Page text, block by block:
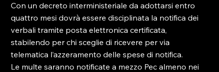
Con un decreto interministeriale da adottarsi entro
quattro mesi dovrà essere disciplinata la notifica dei
verbali tramite posta elettronica certificata,
stabilendo per chi sceglie di ricevere per via
telematica l’azzeramento delle spese di notifica.
Le multe saranno notificate a mezzo Pec almeno nei